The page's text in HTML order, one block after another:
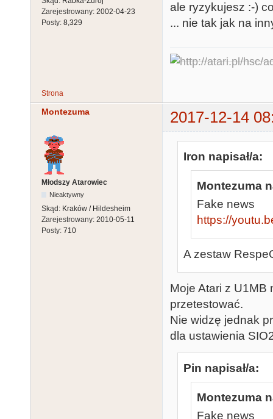
Zarejestrowany: 2002-04-23
Posty: 8,329
ale ryzykujesz :-)
... nie tak jak na
Strona
Montezuma 2017-12-14
Młodszy Atarowiec
Nieaktywny
Skąd: Kraków / Hildesheim
Zarejestrowany: 2010-05-11
Posty: 710
Iron napisał/a:
Montezuma
Fake news
https://
A zestaw
Moje Atari z U1MB
przetestować.
Nie widzę jednak
dla ustawienia
Pin napisał/a:
Montezuma
Fake news